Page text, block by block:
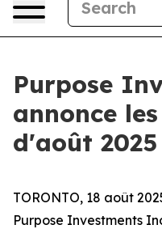
Purpose
annonce
d'août 2025
TORONTO, 18 août
Purpose Investments